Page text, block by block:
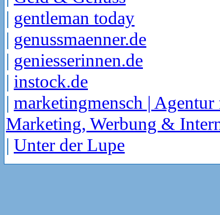
| gentleman today
| genussmaenner.de
| geniesserinnen.de
| instock.de
| marketingmensch | Agentur
Marketing, Werbung &
| Unter der Lupe